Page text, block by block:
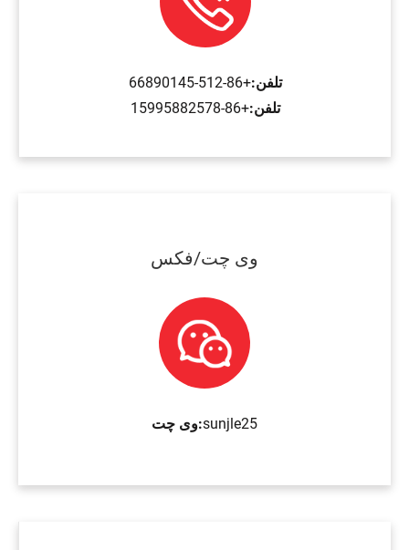
تلفن:+86-512-66890145
تلفن:+86-15995882578
وی چت/فکس
وی چت:sunjle25